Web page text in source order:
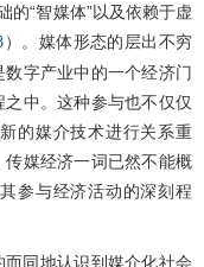
的“智媒体”以及依赖于虚
）。媒体形态的层出不穷
字产业中的一个经济门
中。这种参与也不仅仅
的媒介技术进行关系重
媒经济一词已然不能概
参与经济活动的深刻程
同地认识到媒介化社会